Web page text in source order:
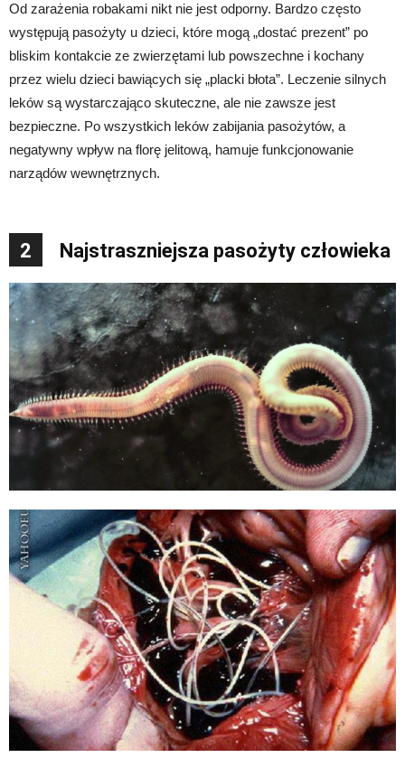
Od zarażenia robakami nikt nie jest odporny. Bardzo często
występują pasożyty u dzieci, które mogą „dostać prezent” po
bliskim kontakcie ze zwierzętami lub powszechne i kochany
przez wielu dzieci bawiących się „placki błota”. Leczenie silnych
leków są wystarczająco skuteczne, ale nie zawsze jest
bezpieczne. Po wszystkich leków zabijania pasożytów, a
negatywny wpływ na florę jelitową, hamuje funkcjonowanie
narządów wewnętrznych.
2 Najstraszniejsza pasożyty człowieka